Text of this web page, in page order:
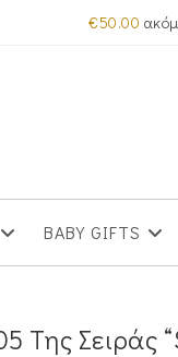
€50.00
BABY GIFTS
Της